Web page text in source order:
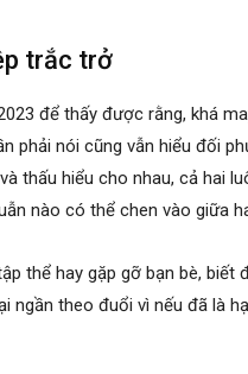
trắc trở
để thấy được rằng, khá
phải nói cũng vẫn hiểu đối
thấu hiểu cho nhau, cả hai
nào có thể chen vào giữa
thể hay gặp gỡ bạn bè, biết
ngần theo đuổi vì nếu đã là